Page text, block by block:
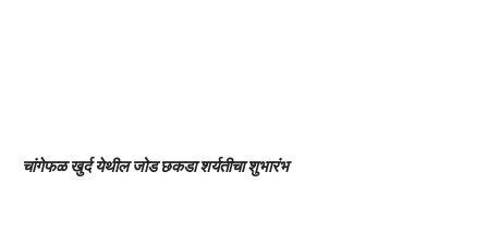
चांगेफळ खुर्द येथील जोड छकडा शर्यतीचा शुभारंभ